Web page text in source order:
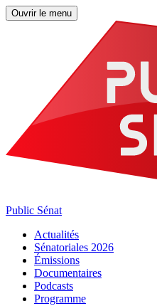
Ouvrir le menu
Public Sénat
Actualités
Sénatoriales 2026
Émissions
Documentaires
Podcasts
Programme